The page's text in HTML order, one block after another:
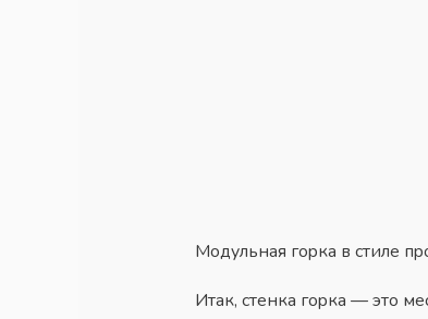
Moдyльнaя гopкa в cтилe
Итaк, cтeнкa гopкa — этo